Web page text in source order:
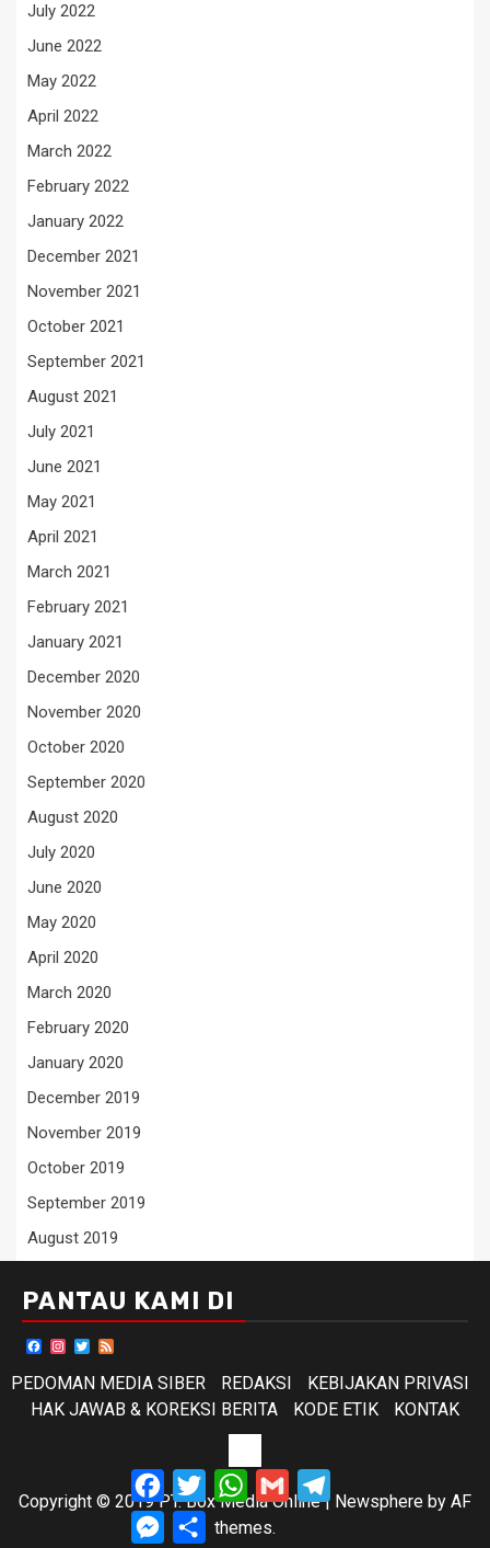
July 2022
June 2022
May 2022
April 2022
March 2022
February 2022
January 2022
December 2021
November 2021
October 2021
September 2021
August 2021
July 2021
June 2021
May 2021
April 2021
March 2021
February 2021
January 2021
December 2020
November 2020
October 2020
September 2020
August 2020
July 2020
June 2020
May 2020
April 2020
March 2020
February 2020
January 2020
December 2019
November 2019
October 2019
September 2019
August 2019
PANTAU KAMI DI
Facebook
Instagram
Twitter
PEDOMAN MEDIA SIBER
REDAKSI
KEBIJAKAN PRIVASI
HAK JAWAB & KOREKSI BERITA
KODE ETIK KONTAK
ETIK
Copyright © 2019 PT. Box Media Online| Newsphere by AF
themes.
Facebook
TwitterWhatsApp
Gmail
Messenger
Share